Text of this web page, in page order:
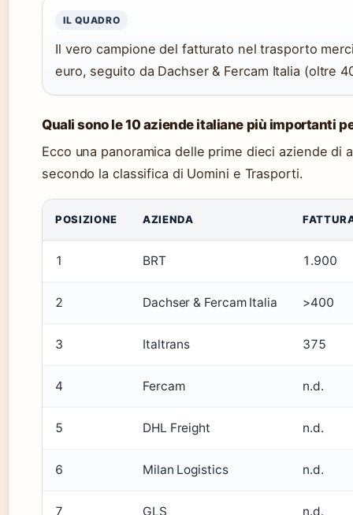
IL QUADRO
Il vero campione del fatturato nel trasporto
euro, seguito da Dachser & Fercam Italia (oltre
Quali sono le 10 aziende italiane più importanti
Ecco una panoramica delle prime dieci aziende
secondo la classifica di Uomini e Trasporti.
POSIZIONE AZIENDA
1 BRT 1.900
2 Dachser & Fercam Italia >400
3 Italtrans 375
4 Fercam n.d.
5 DHL Freight n.d.
6 Milan Logistics n.d.
7 GLS n.d.